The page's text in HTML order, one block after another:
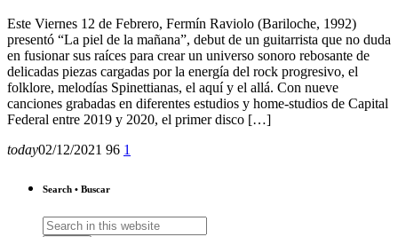
Este Viernes 12 de Febrero, Fermín Raviolo (Bariloche, 1992)
presentó “La piel de la mañana”, debut de un guitarrista que no duda
en fusionar sus raíces para crear un universo sonoro rebosante de
delicadas piezas cargadas por la energía del rock progresivo, el
folklore, melodías Spinettianas, el aquí y el allá. Con nueve
canciones grabadas en diferentes estudios y home-studios de Capital
Federal entre 2019 y 2020, el primer disco […]
today02/12/2021 96 1
Search • Buscar